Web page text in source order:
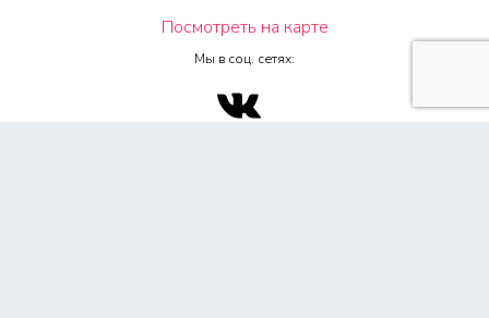
Посмотреть на карте
Мы в соц. сетях: